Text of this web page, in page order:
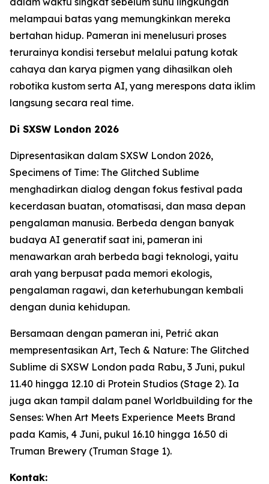
melampaui batas yang memungkinkan mereka
bertahan hidup. Pameran ini menelusuri proses
terurainya kondisi tersebut melalui patung kotak
cahaya dan karya pigmen yang dihasilkan oleh
robotika kustom serta AI, yang merespons data iklim
langsung secara real time.
Di SXSW London 2026
Dipresentasikan dalam SXSW London 2026,
Specimens of Time: The Glitched Sublime
menghadirkan dialog dengan fokus festival pada
kecerdasan buatan, otomatisasi, dan masa depan
pengalaman manusia. Berbeda dengan banyak
budaya AI generatif saat ini, pameran ini
menawarkan arah berbeda bagi teknologi, yaitu
arah yang berpusat pada memori ekologis,
pengalaman ragawi, dan keterhubungan kembali
dengan dunia kehidupan.
Bersamaan dengan pameran ini, Petrić akan
mempresentasikan Art, Tech & Nature: The Glitched
Sublime di SXSW London pada Rabu, 3 Juni, pukul
11.40 hingga 12.10 di Protein Studios (Stage 2). Ia
juga akan tampil dalam panel Worldbuilding for the
Senses: When Art Meets Experience Meets Brand
pada Kamis, 4 Juni, pukul 16.10 hingga 16.50 di
Truman Brewery (Truman Stage 1).
Kontak: